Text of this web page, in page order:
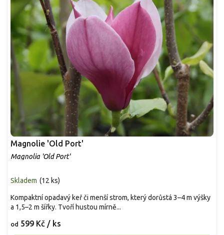
Magnolie 'Old Port'
Magnolia 'Old Port'
Skladem (12 ks)
od 599 Kč / ks
Kompaktní opadavý keř či menší strom, který dorůstá 3–4 m výšky
a 1,5–2 m šířky. Tvoří hustou mírně...